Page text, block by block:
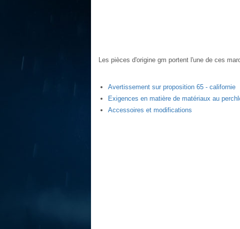
Les pièces d'origine gm portent l'une de ces
Avertissement sur proposition 65 - californie
Exigences en matière de matériaux au
Accessoires et modifications